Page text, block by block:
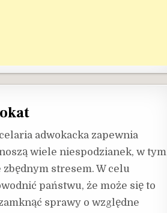
adwokacka zapewnia
wiele niespodzianek, w tym
stresem. W celu
państwu, że może się to
sprawy o względne